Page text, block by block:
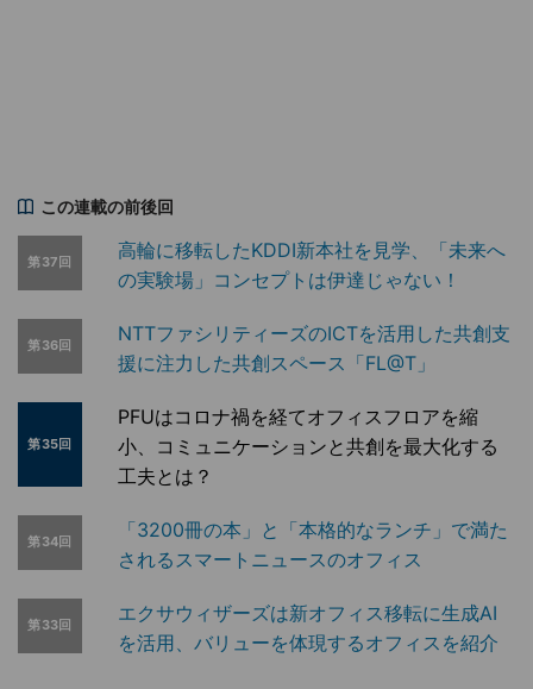
この連載の前後回
第37回
高輪に移転したKDDI新本社を見学、「未来へ
の実験場」コンセプトは伊達じゃない！
第36回
NTTファシリティーズのICTを活用した共創支
援に注力した共創スペース「FL@T」
第35回
PFUはコロナ禍を経てオフィスフロアを縮
小、コミュニケーションと共創を最大化する
工夫とは？
第34回
「3200冊の本」と「本格的なランチ」で満た
されるスマートニュースのオフィス
第33回
エクサウィザーズは新オフィス移転に生成AI
を活用、バリューを体現するオフィスを紹介